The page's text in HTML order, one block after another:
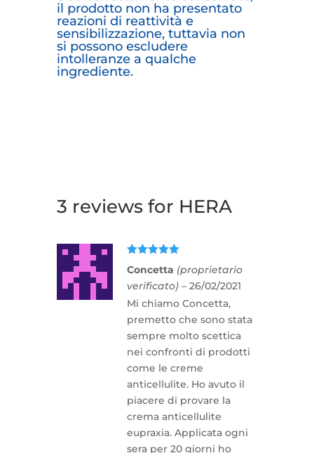
il prodotto non ha presentato
reazioni di reattività e
sensibilizzazione, tuttavia non
si possono escludere
intolleranze a qualche
ingrediente.
3 reviews for HERA
su 5
Concetta (proprietario
verificato) – 26/02/2021
Mi chiamo Concetta,
premetto che sono stata
sempre molto scettica
nei confronti di prodotti
come le creme
anticellulite. Ho avuto il
piacere di provare la
crema anticellulite
eupraxia. Applicata ogni
sera per 20 giorni ho